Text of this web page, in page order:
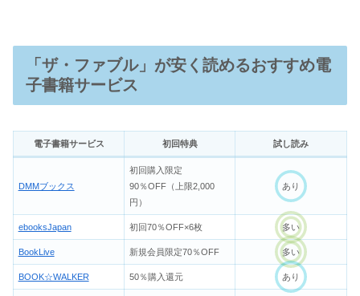
「ザ・ファブル」が安く読めるおすすめ電
子書籍サービス
電子書籍サービス 初回特典 試し読み
DMMブックス
初回購入限定
90％OFF（上限2,000
円）
あり
ebooksJapan 初回70％OFF×6枚 多い
BookLive 新規会員限定70％OFF 多い
BOOK☆WALKER 50％購入還元 あり